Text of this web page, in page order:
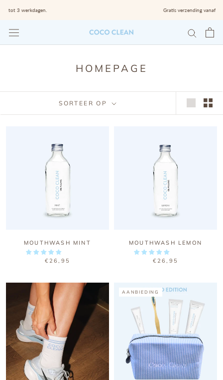
Gratis verzending vanaf €75
HOMEPAGE
SORTEER OP
MOUTHWASH MINT
€26,95
MOUTHWASH LEMON
€26,95
AANBIEDING